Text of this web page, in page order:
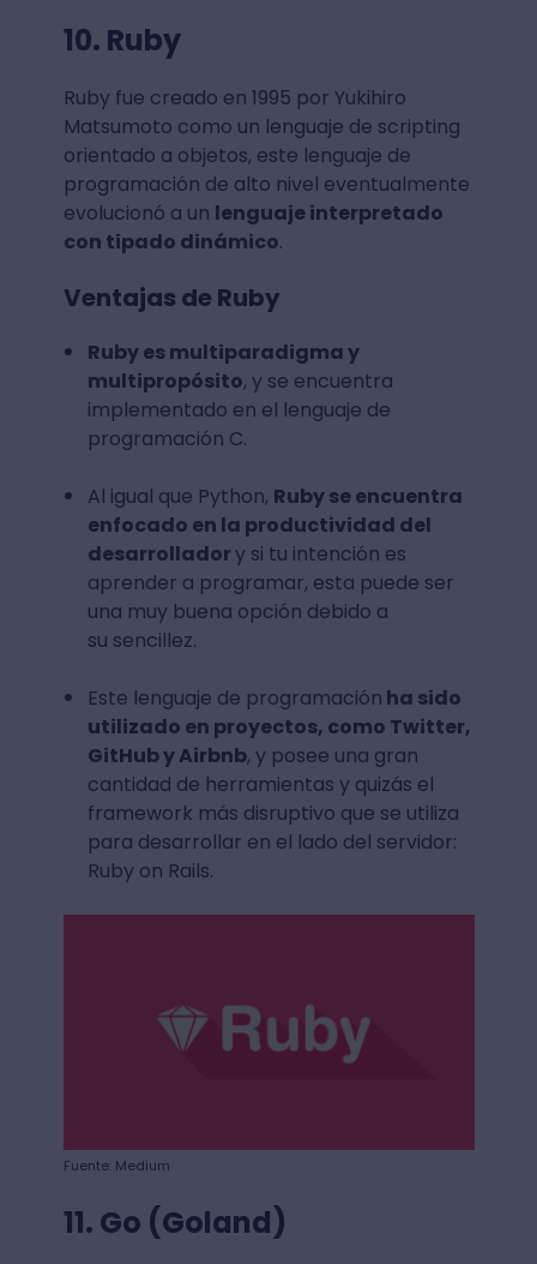
10. Ruby
Ruby fue creado en 1995 por Yukihiro
Matsumoto como un lenguaje de scripting
orientado a objetos, este lenguaje de
programación de alto nivel eventualmente
evolucionó a un lenguaje interpretado
con tipado dinámico.
Ventajas de Ruby
Ruby es multiparadigma y
multipropósito, y se encuentra
implementado en el lenguaje de
programación C.
Al igual que Python, Ruby se encuentra
enfocado en la productividad del
desarrolladory si tu intención es
aprender a programar, esta puede ser
una muy buena opción debido a
su sencillez.
Este lenguaje de programación ha sido
utilizado en proyectos, como Twitter,
GitHub y Airbnb, y posee una gran
cantidad de herramientas y quizás el
framework más disruptivo que se utiliza
para desarrollar en el lado del servidor:
Ruby on Rails.
Fuente: Medium
11. Go (Goland)